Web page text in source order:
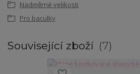
Nadměrné velikosti
Pro baculky
Související zboží 7